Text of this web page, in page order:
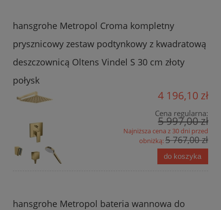
hansgrohe Metropol Croma kompletny
prysznicowy zestaw podtynkowy z kwadratową
deszczownicą Oltens Vindel S 30 cm złoty
połysk
4 196,10 zł
Cena regularna:
5 997,00 zł
Najniższa cena z 30 dni przed
obniżką:5 767,00 zł
do koszyka
hansgrohe Metropol bateria wannowa do